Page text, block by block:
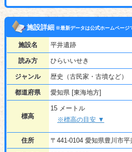
施設詳細※最新データは公式ホームページ
施設名 平井遺跡
読み方 ひらいいせき
ジャンル 歴史（古民家・古墳など）
都道府県 愛知県 [東海地方]
標高
15 メートル
※標高の目安 ▼
住所 〒441-0104 愛知県豊川市平